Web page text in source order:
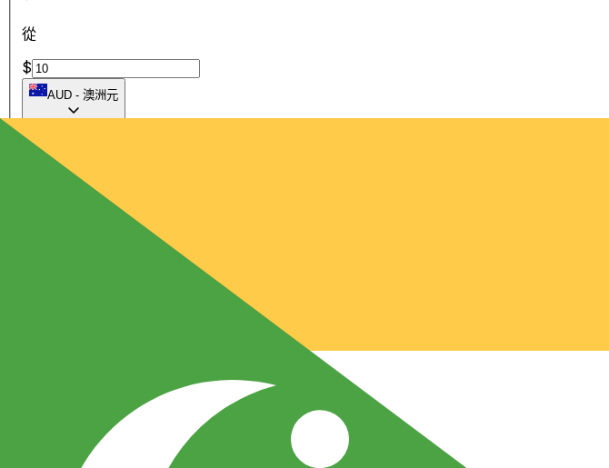
從
$
AUD - 澳洲元
兌換為
立即諮詢貨幣專家。
我們可以提供比競爭對手更優惠的匯率。